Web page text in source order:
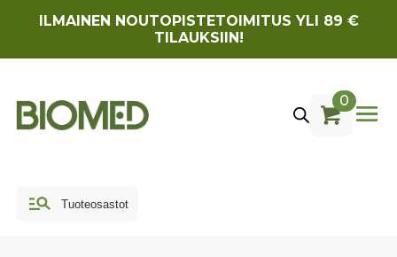
ILMAINEN NOUTOPISTETOIMITUS YLI 89 €
TILAUKSIIN!
0